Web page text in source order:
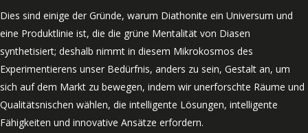
Dies sind einige der Gründe, warum Diathonite ein Universum und
eine Produktlinie ist, die die grüne Mentalität von Diasen
synthetisiert; deshalb nimmt in diesem Mikrokosmos des
Experimentierens unser Bedürfnis, anders zu sein, Gestalt an, um
sich auf dem Markt zu bewegen, indem wir unerforschte Räume und
Qualitätsnischen wählen, die intelligente Lösungen, intelligente
Fähigkeiten und innovative Ansätze erfordern.